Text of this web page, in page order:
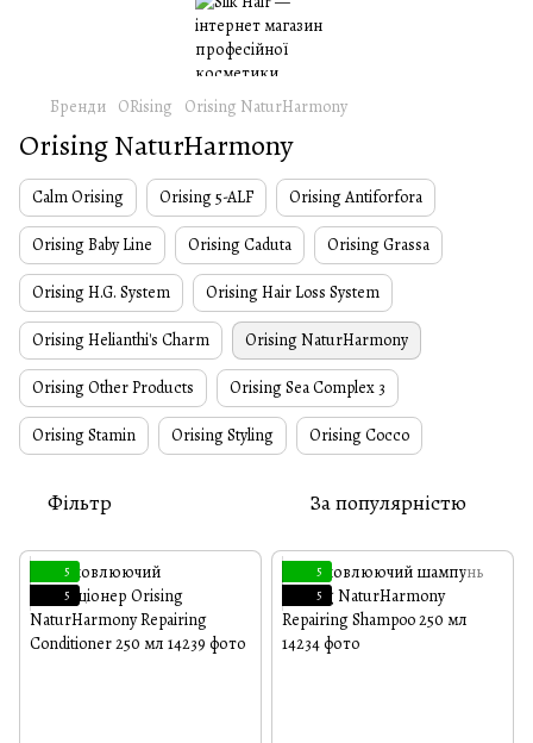
Бренди ORising Orising NaturHarmony
Orising NaturHarmony
Calm Orising Orising 5-ALF Orising Antiforfora
Orising Baby Line Orising Caduta Orising Grassa
Orising H.G. System Orising Hair Loss System
Orising Helianthi's Charm Orising NaturHarmony
Orising Other Products Orising Sea Complex 3
Orising Stamin Orising Styling Orising Cocco
Фільтр За популярністю
5
5
5
5